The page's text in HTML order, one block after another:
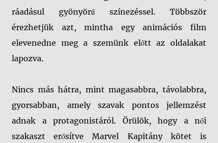
ráadásul gyönyörű színezéssel. Többször
érezhetjük azt, mintha egy animációs film
elevenedne meg a szemünk előtt az oldalakat
lapozva.
Nincs más hátra, mint magasabbra, távolabbra,
gyorsabban, amely szavak pontos jellemzést
adnak a protagonistáról. Örülök, hogy a női
szakaszt erősítve Marvel Kapitány kötet is